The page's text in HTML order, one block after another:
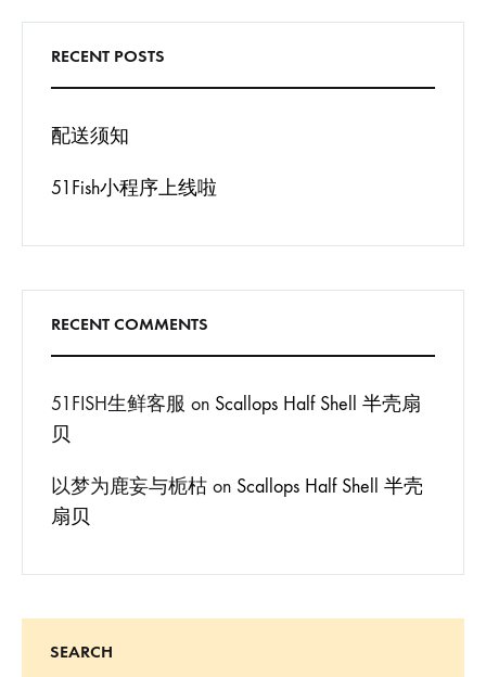
RECENT POSTS
配送须知
51Fish小程序上线啦
RECENT COMMENTS
51FISH生鲜客服 on Scallops Half Shell 半壳扇
贝
以梦为鹿妄与栀枯 on Scallops Half Shell 半壳
扇贝
SEARCH